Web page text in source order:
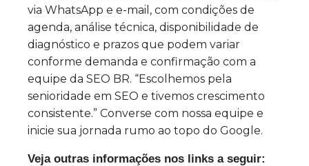
via WhatsApp e e-mail, com condições de
agenda, análise técnica, disponibilidade de
diagnóstico e prazos que podem variar
conforme demanda e confirmação com a
equipe da SEO BR. “Escolhemos pela
senioridade em SEO e tivemos crescimento
consistente.” Converse com nossa equipe e
inicie sua jornada rumo ao topo do Google.
Veja outras informações nos links a seguir: